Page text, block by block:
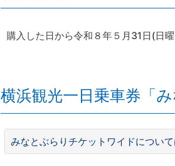
購入した日から令和８年５月31日(日
横浜観光一日乗車券「
みなとぶらりチケットワイドについ